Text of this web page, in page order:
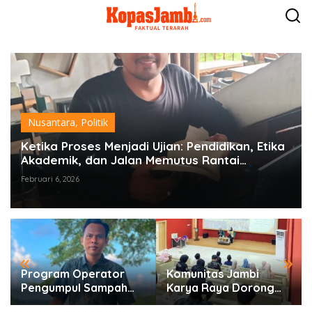
Nusantara, Politik
Ketika Proses Menjadi Ujian: Pendidikan, Etika
Akademik, dan Jalan Memutus Rantai
Kemiskinan
Februari 6, 2026
« »
Program Operator
Pengumpul Sampah
Berbasis Masyarakat
Komunitas Jambi
Karya Raya Dorong
Pelestarian Budaya